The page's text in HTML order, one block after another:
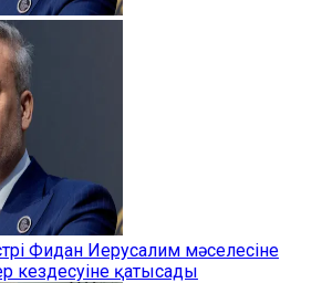
Фидан Иерусалим мәселесіне
кездесуіне қатысады